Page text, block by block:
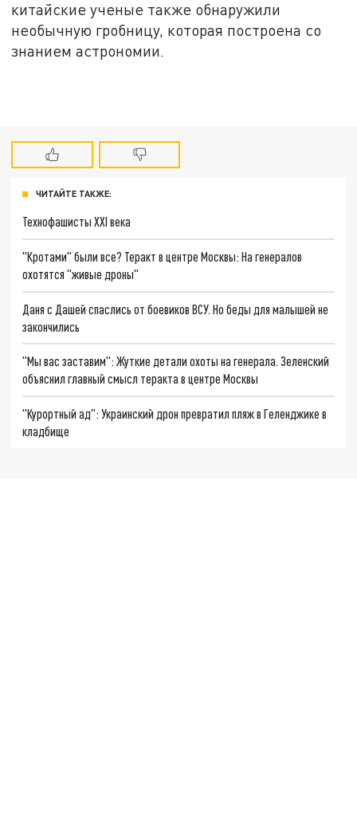
китайские ученые также обнаружили
необычную гробницу, которая построена со
знанием астрономии.
ЧИТАЙТЕ ТАКЖЕ:
Технофашисты XXI века
"Кротами" были все? Теракт в центре Москвы: На генералов
охотятся "живые дроны"
Даня с Дашей спаслись от боевиков ВСУ. Но беды для малышей не
закончились
"Мы вас заставим": Жуткие детали охоты на генерала. Зеленский
объяснил главный смысл теракта в центре Москвы
"Курортный ад": Украинский дрон превратил пляж в Геленджике в
кладбище